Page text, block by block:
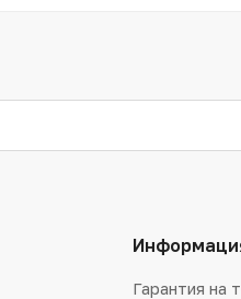
Гарантия на